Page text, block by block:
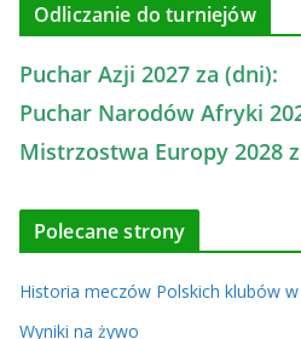
Odliczanie do turniejów
Puchar Azji 2027 za (dni):
Puchar Narodów Afryki
Mistrzostwa Europy 2028
Polecane strony
Historia meczów Polskich klubów
Wyniki na żywo